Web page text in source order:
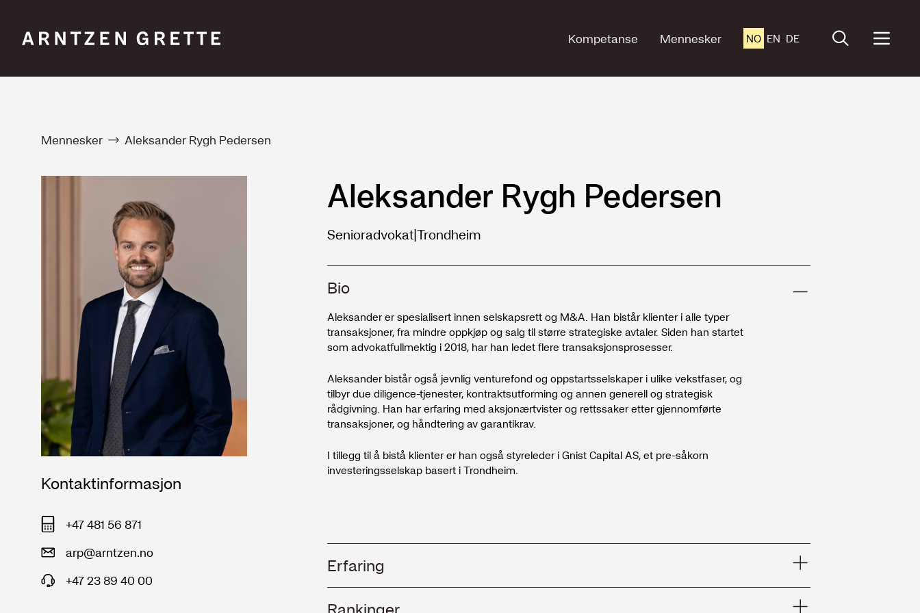
Kompetanse Mennesker NO EN DE
Mennesker Aleksander Rygh Pedersen
Kontaktinformasjon
+47 481 56 871
arp@arntzen.no
+47 23 89 40 00
Aleksander Rygh Pedersen
Senioradvokat|Trondheim
Bio
Aleksander er spesialisert innen selskapsrett og M&A. Han bistår klienter i alle typer
transaksjoner, fra mindre oppkjøp og salg til større strategiske avtaler. Siden han startet
som advokatfullmektig i 2018, har han ledet flere transaksjonsprosesser.
Aleksander bistår også jevnlig venturefond og oppstartsselskaper i ulike vekstfaser, og
tilbyr due diligence-tjenester, kontraktsutforming og annen generell og strategisk
rådgivning. Han har erfaring med aksjonærtvister og rettssaker etter gjennomførte
transaksjoner, og håndtering av garantikrav.
I tillegg til å bistå klienter er han også styreleder i Gnist Capital AS, et pre-såkorn
investeringsselskap basert i Trondheim.
Erfaring
2025 -